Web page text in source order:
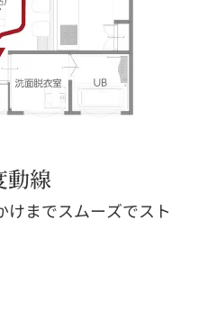
動線
までスムーズでスト